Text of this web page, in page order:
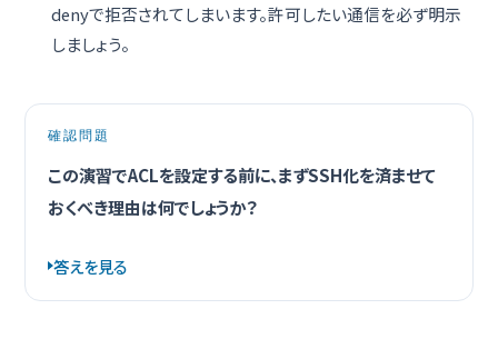
denyで拒否されてしまいます。許可したい通信を必ず明示
しましょう。
確認問題
この演習でACLを設定する前に、まずSSH化を済ませて
おくべき理由は何でしょうか？
答えを見る